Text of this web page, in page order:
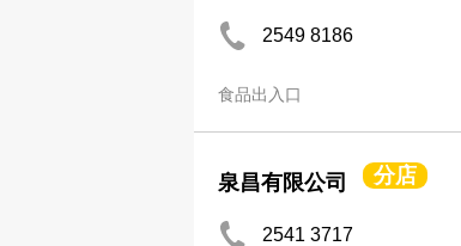
2549 8186
食品出入口
泉昌有限公司 分店
2541 3717